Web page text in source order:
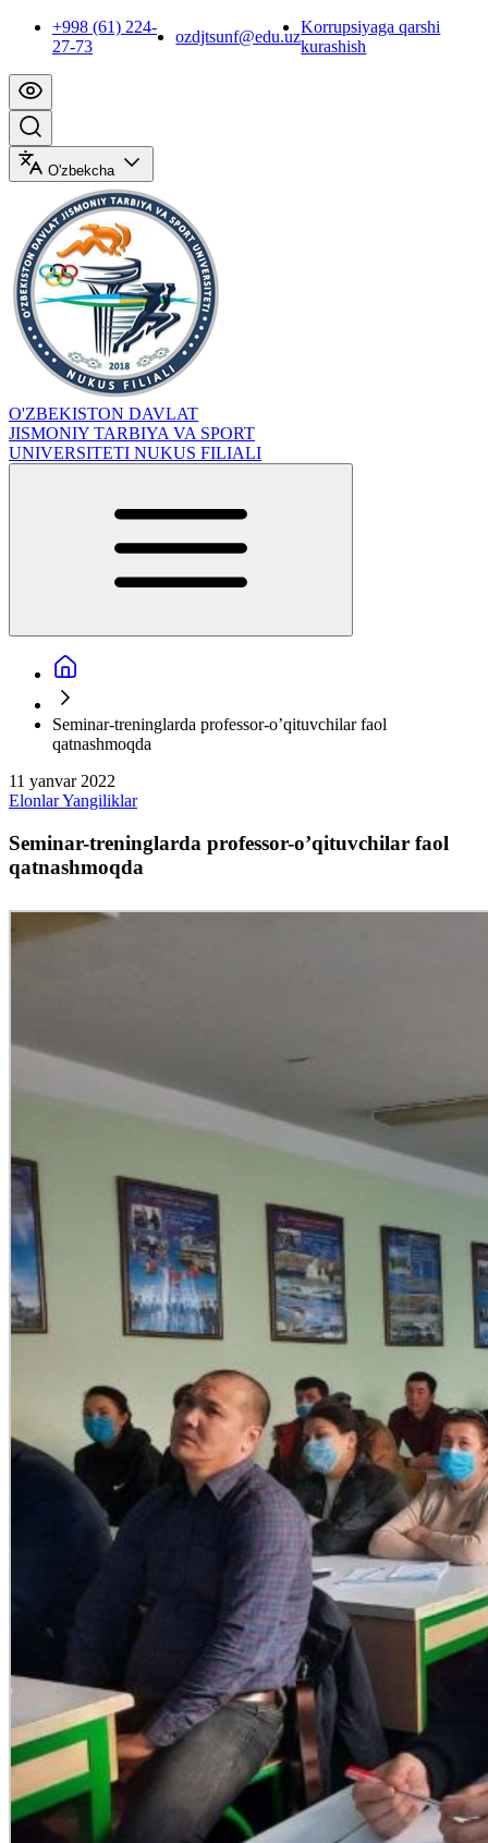
+998 (61) 224-
27-73
ozdjtsunf@edu.uz
Korrupsiyaga qarshi
kurashish
O'zbekcha
O'ZBEKISTON DAVLAT
JISMONIY TARBIYA VA SPORT
UNIVERSITETI NUKUS FILIALI
Seminar-treninglarda professor-o’qituvchilar faol
qatnashmoqda
11 yanvar 2022
ElonlarYangiliklar
Seminar-treninglarda professor-o’qituvchilar faol
qatnashmoqda